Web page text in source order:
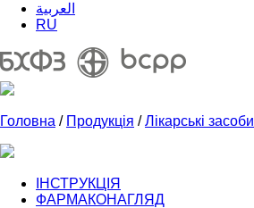
العربية
RU
Головна / Продукція /Лікарські засоби
ІНСТРУКЦІЯ
ФАРМАКОНАГЛЯД